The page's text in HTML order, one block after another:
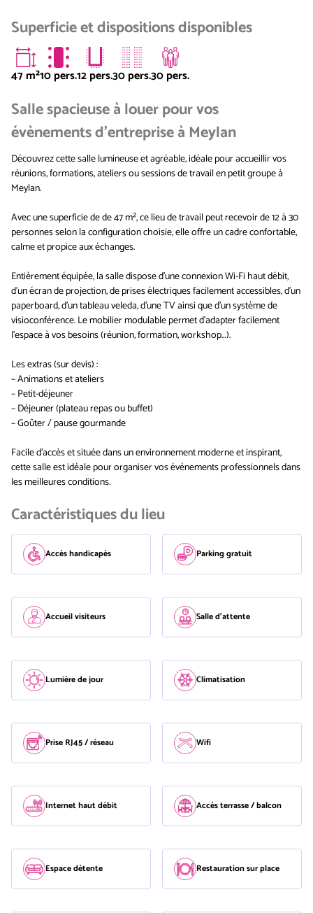
Superficie et dispositions disponibles
47m²10 pers.12 pers.30 pers.30 pers.
Salle spacieuse à louer pour vos
évènements d'entreprise à Meylan
Découvrez cette salle lumineuse et agréable, idéale pour accueillir vos
réunions, formations, ateliers ou sessions de travail en petit groupe à
Meylan.
Avec une superficie de de 47 m², ce lieu de travail peut recevoir de 12 à 30
personnes selon la configuration choisie, elle offre un cadre confortable,
calme et propice aux échanges.
Entièrement équipée, la salle dispose d'une connexion Wi-Fi haut débit,
d’un écran de projection, de prises électriques facilement accessibles, d’un
paperboard, d’un tableau veleda, d’une TV ainsi que d’un système de
visioconférence. Le mobilier modulable permet d’adapter facilement
l’espace à vos besoins (réunion, formation, workshop…).
Les extras (sur devis) :
– Animations et ateliers
– Petit-déjeuner
– Déjeuner (plateau repas ou buffet)
– Goûter / pause gourmande
Facile d’accès et située dans un environnement moderne et inspirant,
cette salle est idéale pour organiser vos événements professionnels dans
les meilleures conditions.
Caractéristiques du lieu
Accès handicapés Parking gratuit
Accueil visiteurs Salle d'attente
Lumière de jour Climatisation
Prise RJ45 / réseau Wifi
Internet haut débit Accès terrasse / balcon
Espace détente Restauration sur place